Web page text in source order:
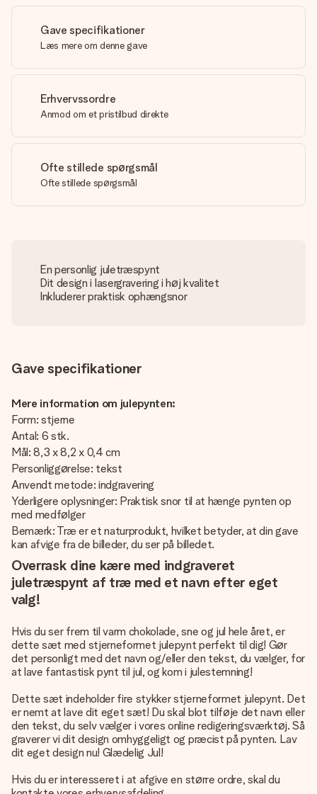
Gave specifikationer
Læs mere om denne gave
Erhvervssordre
Anmod om et pristilbud direkte
Ofte stillede spørgsmål
Ofte stillede spørgsmål
En personlig juletræspynt
Dit design i lasergravering i høj kvalitet
Inkluderer praktisk ophængsnor
Gave specifikationer
Mere information om julepynten:
Form: stjerne
Antal: 6 stk.
Mål: 8,3 x 8,2 x 0,4 cm
Personliggørelse: tekst
Anvendt metode: indgravering
Yderligere oplysninger: Praktisk snor til at hænge pynten op
med medfølger
Bemærk: Træ er et naturprodukt, hvilket betyder, at din gave
kan afvige fra de billeder, du ser på billedet.
Overrask dine kære med indgraveret
juletræspynt af træ med et navn efter eget
valg!
Hvis du ser frem til varm chokolade, sne og jul hele året, er
dette sæt med stjerneformet julepynt perfekt til dig! Gør
det personligt med det navn og/eller den tekst, du vælger, for
at lave fantastisk pynt til jul, og kom i julestemning!
Dette sæt indeholder fire stykker stjerneformet julepynt. Det
er nemt at lave dit eget sæt! Du skal blot tilføje det navn eller
den tekst, du selv vælger i vores online redigeringsværktøj. Så
graverer vi dit design omhyggeligt og præcist på pynten. Lav
dit eget design nu! Glædelig Jul!
Hvis du er interesseret i at afgive en større ordre, skal du